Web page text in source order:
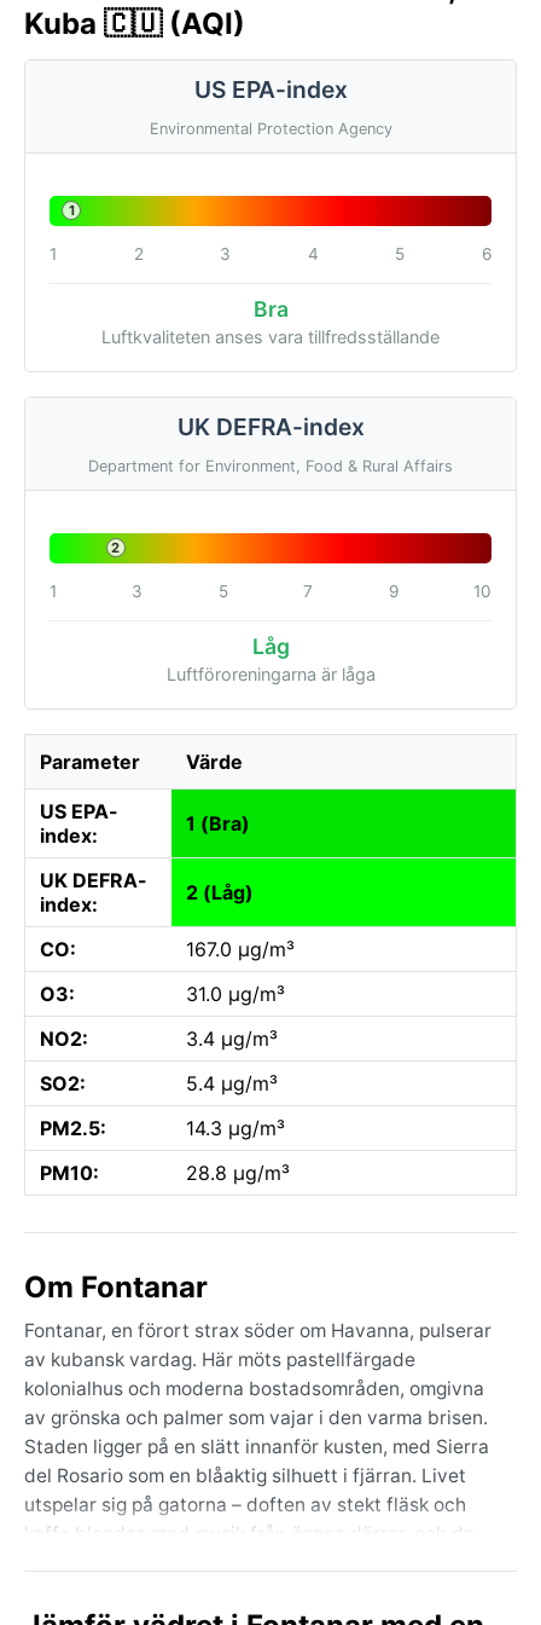
Kuba 🇨🇺 (AQI)
US EPA-index
Environmental Protection Agency
1
1 2 3 4 5 6
Bra
Luftkvaliteten anses vara tillfredsställande
UK DEFRA-index
Department for Environment, Food & Rural Affairs
2
1 3 5 7 9 10
Låg
Luftföroreningarna är låga
Parameter Värde
US EPA-
index:
1 (Bra)
UK DEFRA-
index:
2 (Låg)
CO:
167.0 µg/m³
O3:
31.0 µg/m³
NO2:
3.4 µg/m³
SO2:
5.4 µg/m³
PM2.5:
14.3 µg/m³
PM10:
28.8 µg/m³
Om Fontanar
Fontanar, en förort strax söder om Havanna, pulserar
av kubansk vardag. Här möts pastellfärgade
kolonialhus och moderna bostadsområden, omgivna
av grönska och palmer som vajar i den varma brisen.
Staden ligger på en slätt innanför kusten, med Sierra
del Rosario som en blåaktig silhuett i fjärran. Livet
utspelar sig på gatorna – doften av stekt fläsk och
kaffe blandas med musik från öppna dörrar, och de
Vieja, nås på en kort bussresa, men Fontanar erbjuder